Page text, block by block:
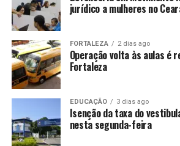
jurídico a mulheres no
FORTALEZA 2 dias ago
Operação volta às aulas é
Fortaleza
EDUCAÇÃO 3 dias ago
Isenção da taxa do
nesta segunda-feira